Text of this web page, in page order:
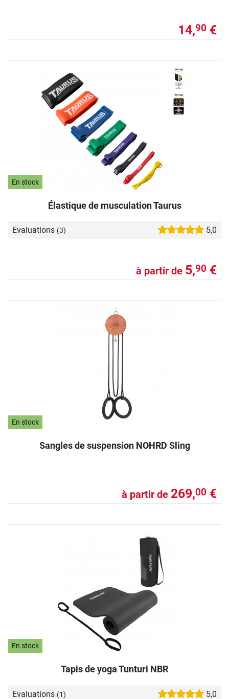
14,90 €
En stock
Élastique de musculation Taurus
Evaluations (3) 5,0
à partir de 5,90 €
En stock
Sangles de suspension NOHRD Sling
à partir de 269,00 €
En stock
Tapis de yoga Tunturi NBR
Evaluations (1) 5,0